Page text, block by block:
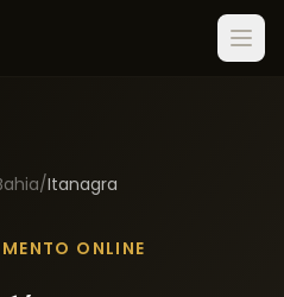
/Itanagra
ONLINE